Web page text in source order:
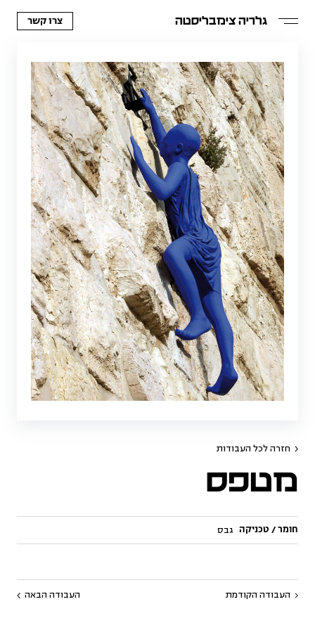
גלריה צימבליסטה צרו קשר
חזרה לכל העבודות
מטפס
חומר / טכניקה גבס
העבודה הקודמת העבודה הבאה